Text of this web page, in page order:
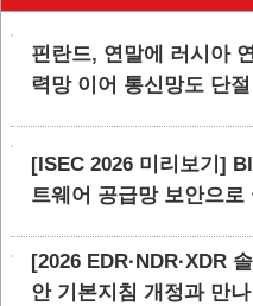
핀란드, 연말에 러시아
력망 이어 통신망도 단절
[ISEC 2026 미리보기]
트웨어 공급망 보안으로
[2026 EDR·NDR·XDR
안 기본지침 개정과 만